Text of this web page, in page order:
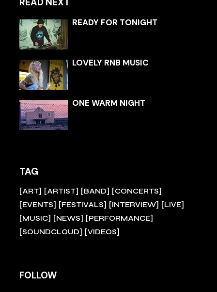
READY FOR TONIGHT
LOVELY RNB MUSIC
ONE WARM NIGHT
TAG
ART ARTIST BAND
CONCERTS
EVENTS
FESTIVALS INTERVIEW
LIVE
MUSIC
NEWS
PERFORMANCE
SOUNDCLOUD
VIDEOS
FOLLOW